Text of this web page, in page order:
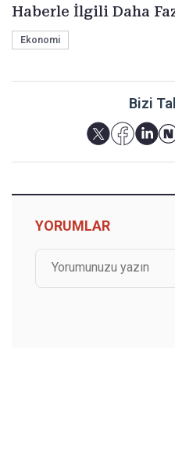
Haberle İlgili Daha
Ekonomi
Bizi
YORUMLAR